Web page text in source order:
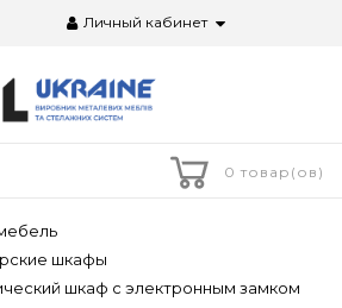
Личный кабинет
0 товар(ов)
шкафы
шкаф с электронным замком